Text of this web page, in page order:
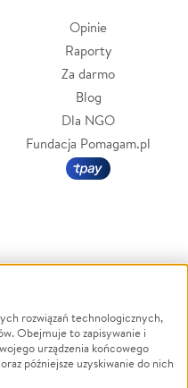
Opinie
Raporty
Za darmo
Blog
Dla NGO
Fundacja Pomagam.pl
Powódź
Wichura
NGO
rozwiązań technologicznych,
Obejmuje to zapisywanie i
urządzenia końcowego
późniejsze uzyskiwanie do nich